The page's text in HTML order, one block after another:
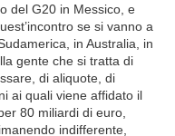
del G20 in Messico, e
se si vanno a
in Australia, in
gente che si tratta di
di aliquote, di
ai quali viene affidato il
80 miliardi di euro,
indifferente,